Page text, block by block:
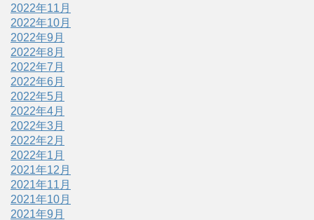
2022年11月
2022年10月
2022年9月
2022年8月
2022年7月
2022年6月
2022年5月
2022年4月
2022年3月
2022年2月
2022年1月
2021年12月
2021年11月
2021年10月
2021年9月